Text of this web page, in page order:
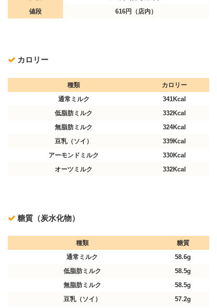
値段
616円（店内）
カロリー
種類
カロリー
通常ミルク
341Kcal
低脂肪ミルク
332Kcal
無脂肪ミルク
324Kcal
豆乳（ソイ）
339Kcal
アーモンドミルク
330Kcal
オーツミルク
332Kcal
糖質（炭水化物）
種類
糖質
通常ミルク
58.6g
低脂肪ミルク
58.5g
無脂肪ミルク
58.5g
豆乳（ソイ）
57.2g